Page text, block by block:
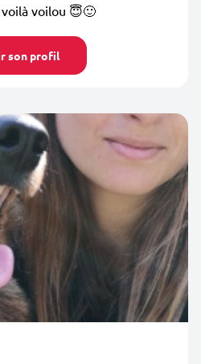
voilou 😇🙂
son profil